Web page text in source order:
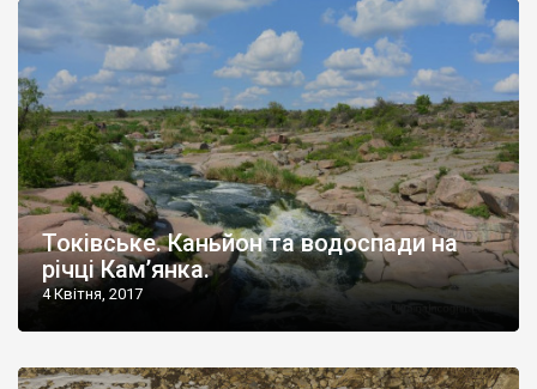
Токівське. Каньйон та водоспади на
річці Кам’янка.
4 Квітня, 2017